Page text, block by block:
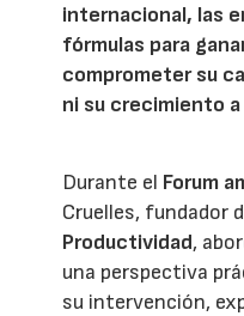
internacional, las
fórmulas para
comprometer su
ni su crecimiento
Durante el Forum
Cruelles, fundador
Productividad,
una perspectiva
su intervención,